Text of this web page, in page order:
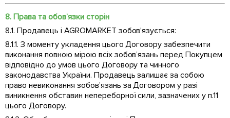
8. Права та обов’язки сторін
8.1. Продавець і AGROMARKET зобов'язується:
8.1.1. З моменту укладення цього Договору забезпечити
виконання повною мірою всіх зобов’язань перед Покупцем
відповідно до умов цього Договору та чинного
законодавства України. Продавець залишає за собою
право невиконання зобов’язань за Договором у разі
виникнення обставин непереборної сили, зазначених у п.11
цього Договору.